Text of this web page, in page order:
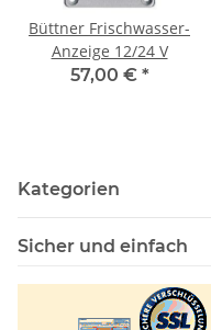
Büttner Frischwasser-
Anzeige 12/24 V
57,00 € *
Kategorien
Sicher und einfach